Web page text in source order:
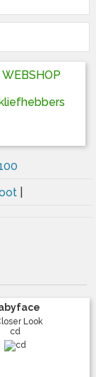
Look
cd